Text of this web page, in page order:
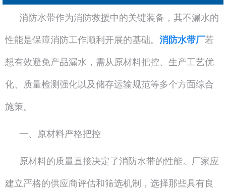
消防水带作为消防救援中的关键装备，其不漏水的
性能是保障消防工作顺利开展的基础。 消防水带厂若
想有效避免产品漏水，需从原材料把控、生产工艺优
化、质量检测强化以及储存运输规范等多个方面综合
施策。
一、原材料严格把控
原材料的质量直接决定了消防水带的性能。厂家应
建立严格的供应商评估和筛选机制，选择那些具有良